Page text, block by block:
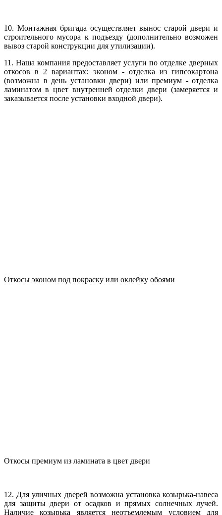
10. Монтажная бригада осуществляет вынос старой двери и
строительного мусора к подъезду (дополнительно возможен
вывоз старой конструкции для утилизации).
11. Наша компания предоставляет услуги по отделке дверных
откосов в 2 вариантах: эконом - отделка из гипсокартона
(возможна в день установки двери) или премиум - отделка
ламинатом в цвет внутренней отделки двери (замеряется и
заказывается после установки входной двери).
Откосы эконом под покраску или оклейку обоями
Откосы премиум из ламината в цвет двери
12. Для уличных дверей возможна установка козырька-навеса
для защиты двери от осадков и прямых солнечных лучей.
Наличие козырька является неотъемлемым условием для